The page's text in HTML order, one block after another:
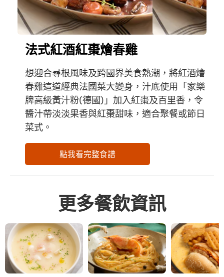
法式紅酒紅棗燴春雞
想迎合尋根風味及跨國界美食熱潮，將紅酒燴
春雞這道經典法國菜大變身，汁底使用「家樂
牌高級黃汁粉(德國)」加入紅棗及百里香，令
醬汁帶淡淡果香與紅棗甜味，適合聚餐或節日
菜式。
點我看完整食譜
更多餐飲資訊